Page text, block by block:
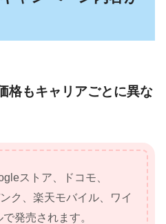
格もキャリアごとに異な
ストア、ドコモ、
ク、楽天モバイル、ワイ
発売されます。